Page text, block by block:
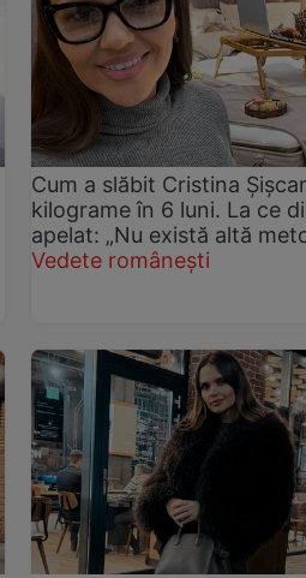
Cum a slăbit Cristina
kilograme în 6 luni. La ce
apelat: „Nu există altă
Vedete românești